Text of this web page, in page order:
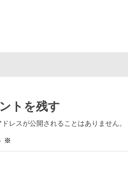
トを残す
ドレスが公開されることはありません。
※